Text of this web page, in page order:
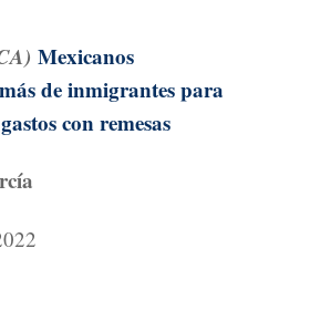
Mexicanos
de inmigrantes para
con remesas